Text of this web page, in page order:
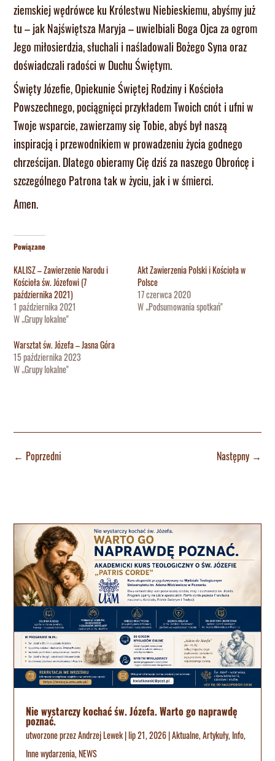
ziemskiej wędrówce ku Królestwu Niebieskiemu, abyśmy już
tu – jak Najświętsza Maryja – uwielbiali Boga Ojca za ogrom
Jego miłosierdzia, słuchali i naśladowali Bożego Syna oraz
doświadczali radości w Duchu Świętym.
Święty Józefie, Opiekunie Świętej Rodziny i Kościoła
Powszechnego, pociągnięci przykładem Twoich cnót i ufni w
Twoje wsparcie, zawierzamy się Tobie, abyś był naszą
inspiracją i przewodnikiem w prowadzeniu życia godnego
chrześcijan. Dlatego obieramy Cię dziś za naszego Obrońcę i
szczególnego Patrona tak w życiu, jak i w śmierci.
Amen.
Powiązane
KALISZ – Zawierzenie Narodu i
Kościoła św. Józefowi (7
października 2021)
1 października 2021
W „Grupy lokalne"
Akt Zawierzenia Polski i Kościoła w
Polsce
17 czerwca 2020
W „Podsumowania spotkań"
Warsztat św. Józefa – Jasna Góra
15 października 2023
W „Grupy lokalne"
← Poprzedni Następny→
Nie wystarczy kochać św. Józefa. Warto go naprawdę
poznać.
utworzone przezAndrzej Lewek|lip 21, 2026|Aktualne,Artykuły,Info,
Inne wydarzenia,NEWS